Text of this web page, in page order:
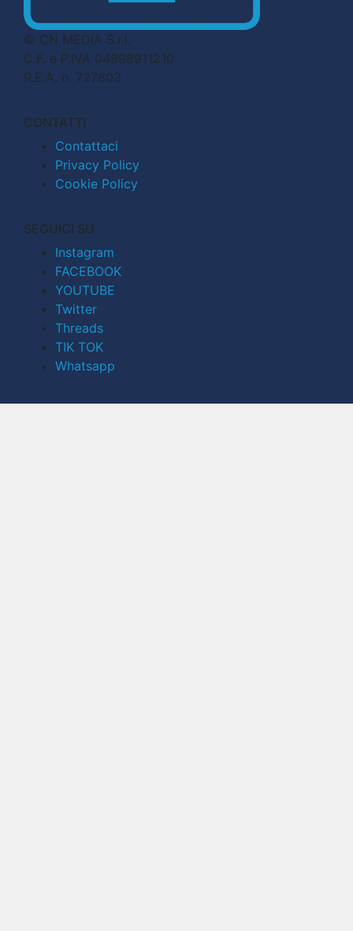
© CN MEDIA S.r.l.
C.F. e P.IVA 04998911210
R.E.A. n. 727803
CONTATTI
Contattaci
Privacy Policy
Cookie Policy
SEGUICI SU
Instagram
FACEBOOK
YOUTUBE
Twitter
Threads
TIK TOK
Whatsapp